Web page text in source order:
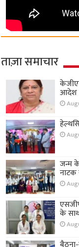
ताज़ा समाचार
आदेश
जन्म
के